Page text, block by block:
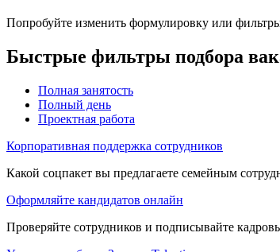
Попробуйте изменить формулировку или
Быстрые фильтры подбора
Полная занятость
Полный день
Проектная работа
Корпоративная поддержка сотрудников
Какой соцпакет вы предлагаете семейным
Оформляйте кандидатов онлайн
Проверяйте сотрудников и подписывайте